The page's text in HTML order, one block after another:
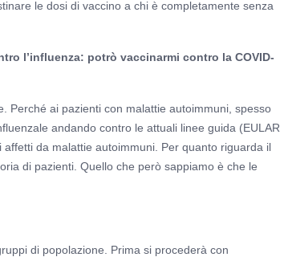
le dosi di vaccino a chi è completamente senza
l’influenza: potrò vaccinarmi contro la COVID-
Perché ai pazienti con malattie autoimmuni, spesso
andando contro le attuali linee guida (EULAR
da malattie autoimmuni. Per quanto riguarda il
di pazienti. Quello che però sappiamo è che le
di popolazione. Prima si procederà con